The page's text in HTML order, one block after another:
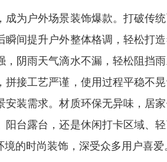
为户外场景装饰爆款。打破传
间提升户外整体格调，轻松打
阴雨天气滴水不漏，轻松阻挡
接工艺严谨，使用过程平稳不
装需求。材质环保无异味，居
台露台，还是休闲打卡区域、
的时尚装饰，深受众多用户喜爱。